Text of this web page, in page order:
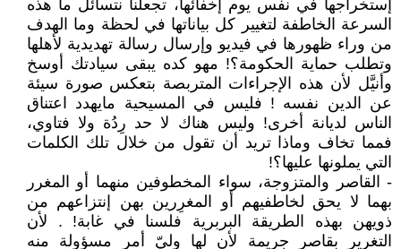
إستخراجها في نفس يوم إخفائها، تجعلنا نتسائل ما هذه
السرعة الخاطفة لتغيير كل بياناتها في لحظة وما الهدف
من وراء ظهورها في فيديو وإرسال رسالة تهديدية لأهلها
وتطلب حماية الحكومة؟! مهو كده يبقى سيادتك أوسخ
وأنيَّل لأن هذه الإجراءات المتربصة بتعكس صورة سيئة
عن الدين نفسه ! فليس في المسيحية مايهدد اعتناق
الناس لديانة أخرى! وليس هناك لا حد رِدُة ولا فتاوي،
فمما تخاف وماذا تريد أن تقول من خلال تلك الكلمات
التي يملونها عليها؟!
- القاصر والمتزوجة، سواء المخطوفين منهما أو المغرر
بهما لا يحق لخاطفيهم أو المغرِرين بهن إنتزاعهم من
ذويهن بهذه الطريقة البربرية فلسنا في غابة! . لأن
التغرير بقاصر جريمة لأن لها وليّ أمر مسؤولة منه